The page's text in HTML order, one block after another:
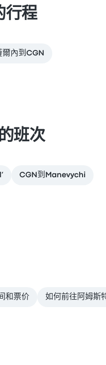
行程
爾內到CGN
班次
CGN到Manevychi
和票价 如何前往阿姆斯